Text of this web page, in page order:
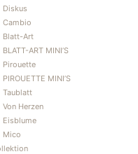
Diskus
Cambio
Blatt-Art
BLATT-ART MINI’S
Pirouette
PIROUETTE MINI’S
Taublatt
Von Herzen
Eisblume
Mico